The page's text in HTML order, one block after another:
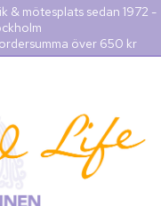
& mötesplats sedan 1972 -
över 650 kr